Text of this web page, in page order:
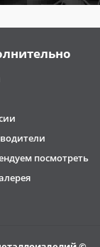
посмотреть